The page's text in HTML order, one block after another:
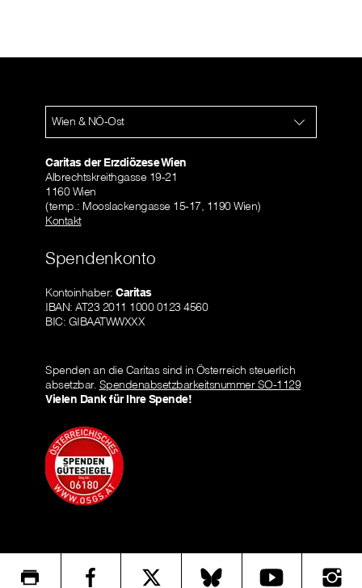
Wien & NÖ-Ost
Caritas der Erzdiözese Wien
Albrechtskreithgasse 19-21
1160 Wien
(temp.: Mooslackengasse 15-17, 1190 Wien)
Kontakt
Spendenkonto
Kontoinhaber: Caritas
IBAN: AT23 2011 1000 0123 4560
BIC: GIBAATWWXXX
Spenden an die Caritas sind in Österreich steuerlich
absetzbar. Spendenabsetzbarkeitsnummer SO-1129
Vielen Dank für Ihre Spende!